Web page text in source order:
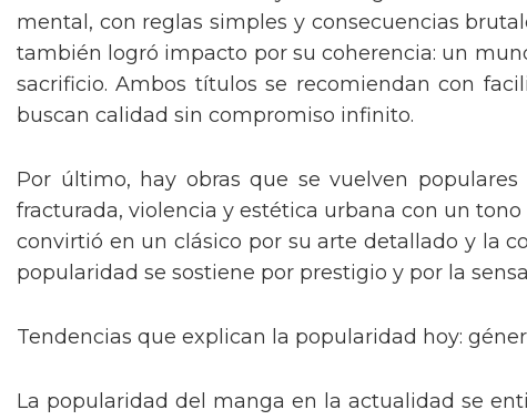
mental, con reglas simples y consecuencias
también logró impacto por su coherencia: un
sacrificio. Ambos títulos se recomiendan con
buscan calidad sin compromiso infinito.
Por último, hay obras que se vuelven
fracturada, violencia y estética urbana con un
convirtió en un clásico por su arte detallado y la
popularidad se sostiene por prestigio y por la
Tendencias que explican la popularidad hoy:
La popularidad del manga en la actualidad se